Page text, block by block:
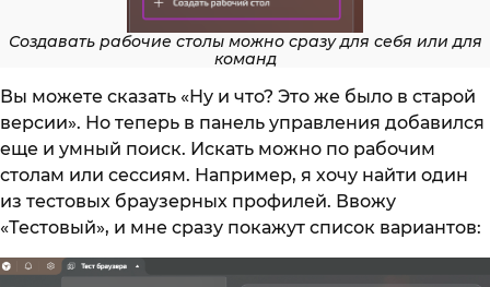
Создавать рабочие столы можно сразу для себя или для
команд
Вы можете сказать «Ну и что? Это же было в старой
версии». Но теперь в панель управления добавился
еще и умный поиск. Искать можно по рабочим
столам или сессиям. Например, я хочу найти один
из тестовых браузерных профилей. Ввожу
«Тестовый», и мне сразу покажут список вариантов: